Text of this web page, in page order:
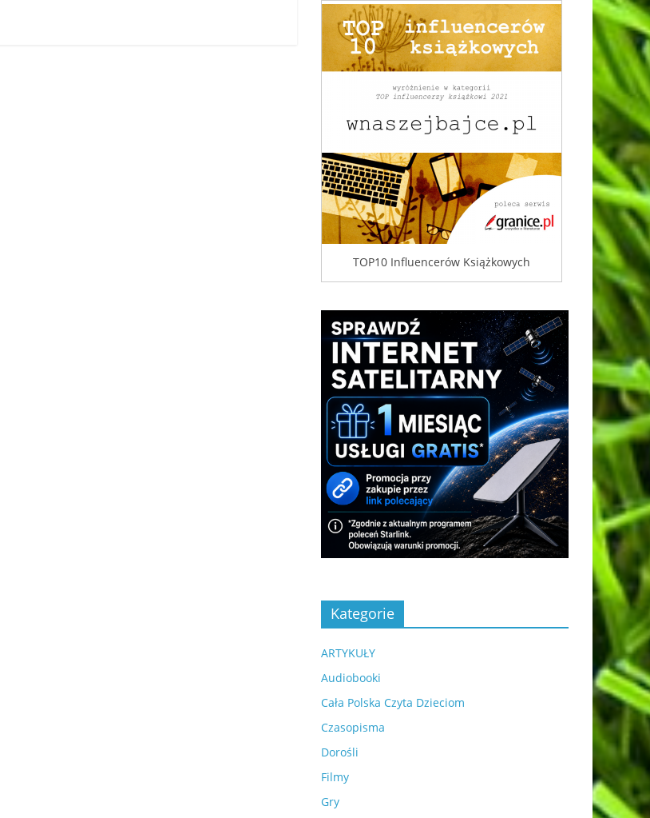
TOP10 Influencerów Książkowych
Kategorie
ARTYKUŁY
Audiobooki
Cała Polska Czyta Dzieciom
Czasopisma
Dorośli
Filmy
Gry